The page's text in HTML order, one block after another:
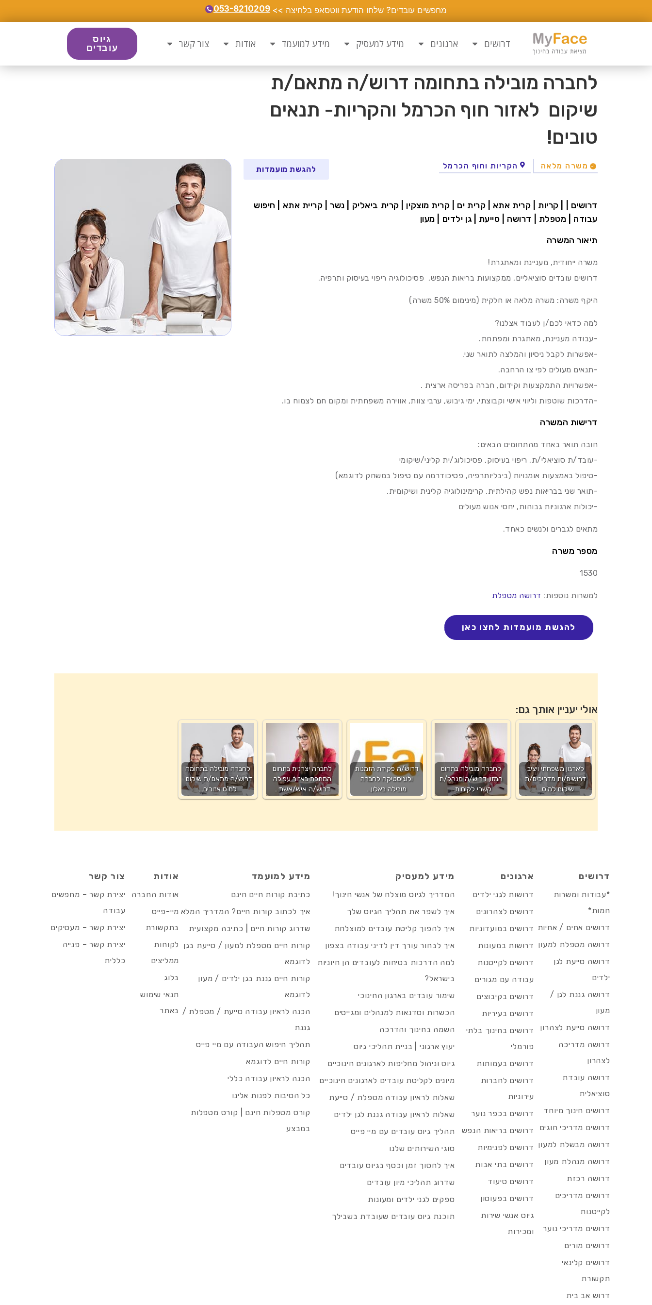
מחפשים עובדים? שלחו הודעת ווטסאפ בלחיצה >> 053-8210209
דרושים ארגונים מידע למעסיק מידע למועמד אודות צור קשר
גיוס
עובדים
לחברה מובילה בתחומה דרוש/ה מתאם/ת
שיקום לאזור חוף הכרמל והקריות- תנאים
טובים!
משרה מלאה הקריות וחוף הכרמל להגשת מועמדות
דרושים | | קריות | קרית אתא | קרית ים | קרית מוצקין | קרית ביאליק | נשר | קריית אתא | חיפוש
עבודה | מטפלת | דרושה | סייעת | גן ילדים | מעון
תיאור המשרה
משרה ייחודית, מעניינת ומאתגרת!
דרושים עובדים סוציאליים, ממקצועות בריאות הנפש, פסיכולוגיה ריפוי בעיסוק ותרפיה.
היקף משרה: משרה מלאה או חלקית (מינימום 50% משרה)
למה כדאי לכם/ן לעבוד אצלנו?
-עבודה מעניינת, מאתגרת ומפתחת.
-אפשרות לקבל ניסיון והמלצה לתואר שני.
-תנאים מעולים לפי צו הרחבה.
-אפשרויות התמקצעות וקידום, חברה בפריסה ארצית .
-הדרכות שוטפות וליווי אישי וקבוצתי, ימי גיבוש, ערבי צוות, אווירה משפחתית ומקום חם לצמוח בו.
דרישות המשרה
חובה תואר באחד מהתחומים הבאים:
-עובד/ת סוציאלי/ת, ריפוי בעיסוק, פסיכולוג/ית קליני/שיקומי
-טיפול באמצעות אומנויות (ביבליותרפיה, פסיכודרמה עם טיפול במשחק לדוגמא)
-תואר שני בבריאות נפש קהילתית, קרימינולוגיה קלינית ושיקומית.
-יכולות ארגוניות גבוהות, יחסי אנוש מעולים
מתאים לגברים ולנשים כאחד.
מספר משרה
1530
למשרות נוספות: דרושה מטפלת
אולי יעניין אותך גם:
לחברה מובילה בתחומה
דרוש/ה מתאם/ת שיקום
למ'ס אזורים…
לחברה יצרנית בתחום
המתכת באזור עפולה
דרוש/ה איש/אשת…
דרוש/ה פקידת הזמנות
ולוגיסטיקה לחברה
מובילה באלון…
לחברה מובילה בתחום
המזון דרוש/ה מנהל/ת
קשרי לקוחות…
לארגון משפחתי ויציב
דרושים/ות מדריכים/ת
שיקום למ'ס…
דרושים
*עבודות ומשרות
חמות*
דרושים אחים / אחיות
דרושה מטפלת למעון
דרושה סייעת לגן
ילדים
דרושה גננת לגן /
מעון
דרושה סייעת לצהרון
דרושה מדריכה
לצהרון
דרושה עובדת
סוציאלית
דרושים חינוך מיוחד
דרושים מדריכי חוגים
דרושה מבשלת למעון
דרושה מנהלת מעון
דרושה רכזת
דרושים מדריכים
לקייטנות
דרושים מדריכי נוער
דרושים מורים
דרושים קלינאי
תקשורת
דרוש אב בית
ארגונים
דרושות לגני ילדים
דרושים לצהרונים
דרושים במועדוניות
דרושות במעונות
דרושים לקייטנות
עבודה עם מגורים
דרושים בקיבוצים
דרושים בעיריות
דרושים בחינוך בלתי
פורמלי
דרושים בעמותות
דרושים לחברות
עירוניות
דרושים בכפר נוער
דרושים בריאות הנפש
דרושים לפנימיות
דרושים בתי אבות
דרושים סיעוד
דרושים בפעוטון
גיוס אנשי שירות
ומכירות
מידע למעסיק
המדריך לגיוס מוצלח של אנשי חינוך!
איך לשפר את תהליך הגיוס שלך
איך להפוך קליטת עובדים למוצלחת
איך לבחור עורך דין לדיני עבודה בצפון
למה הדרכות בטיחות לעובדים הן חיוניות
בישראל?
שימור עובדים בארגון החינוכי
הכשרות וסדנאות למנהלים ומגייסים
השמה בחינוך והדרכה
יעוץ ארגוני | בניית תהליכי גיוס
גיוס וניהול מחליפות לארגונים חינוכיים
מיונים לקליטת עובדים לארגונים חינוכיים
שאלות לראיון עבודה מטפלת / סייעת
שאלות לראיון עבודה גננת לגן ילדים
תהליך גיוס עובדים עם מיי פייס
סוגי השירותים שלנו
איך לחסוך זמן וכסף בגיוס עובדים
שדרוג תהליכי מיון עובדים
ספקים לגני ילדים ומעונות
תוכנת גיוס עובדים שעובדת בשבילך
מידע למועמד
כתיבת קורות חיים חינם
איך לכתוב קורות חיים? המדריך המלא
שדרוג קורות חיים | כתיבה מקצועית
קורות חיים מטפלת למעון / סייעת בגן
לדוגמא
קורות חיים גננת בגן ילדים / מעון
לדוגמא
הכנה לראיון עבודה סייעת / מטפלת /
גננת
תהליך חיפוש העבודה עם מיי פייס
קורות חיים לדוגמא
הכנה לראיון עבודה כללי
כל הסיבות לפנות אלינו
קורס מטפלות חינם | קורס מטפלות
במבצע
אודות
אודות החברה
מיי-פייס
בתקשורת
לקוחות
ממליצים
בלוג
תנאי שימוש
באתר
צור קשר
יצירת קשר – מחפשים
עבודה
יצירת קשר – מעסיקים
יצירת קשר – פנייה
כללית